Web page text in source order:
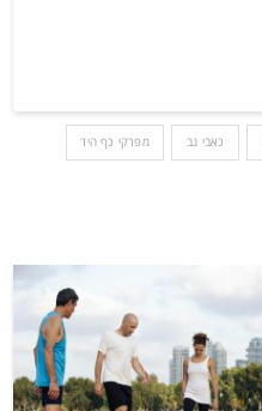
כאבי גב מפרקי כף היד